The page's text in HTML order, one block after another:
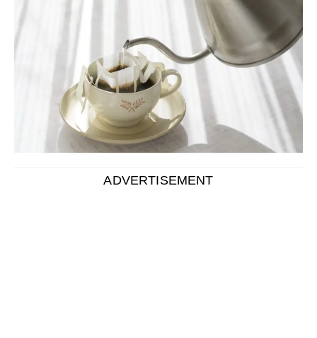
ADVERTISEMENT